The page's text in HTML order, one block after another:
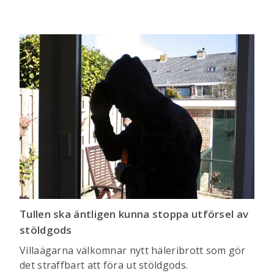
Tullen ska äntligen kunna stoppa utförsel av
stöldgods
Villaägarna välkomnar nytt häleribrott som gör
det straffbart att föra ut stöldgods.